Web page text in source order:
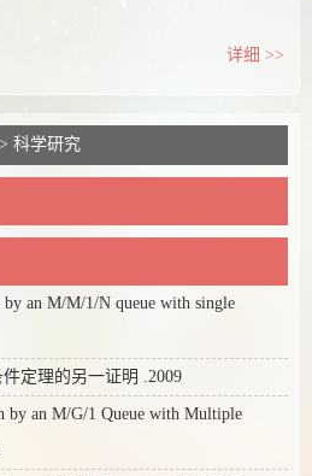
详细 >>
科学研究
an M/M/1/N queue with single
定理的另一证明 .2009
an M/G/1 Queue with Multiple